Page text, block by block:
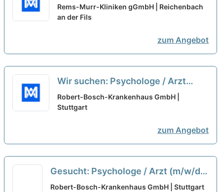
(m/w/d) - Geriatrie und
Ausbildungsstation
Rems-Murr-Kliniken gGmbH | Reichenbach
an der Fils
zum Angebot
Wir suchen: Psychologe / Arzt
(m/w/d) mit abgeschlossener oder
fortgeschrittener
Robert-Bosch-Krankenhaus GmbH |
Stuttgart
zum Angebot
Gesucht: Psychologe / Arzt (m/w/d)
mit abgeschlossener oder
Robert-Bosch-Krankenhaus GmbH | Stuttgart